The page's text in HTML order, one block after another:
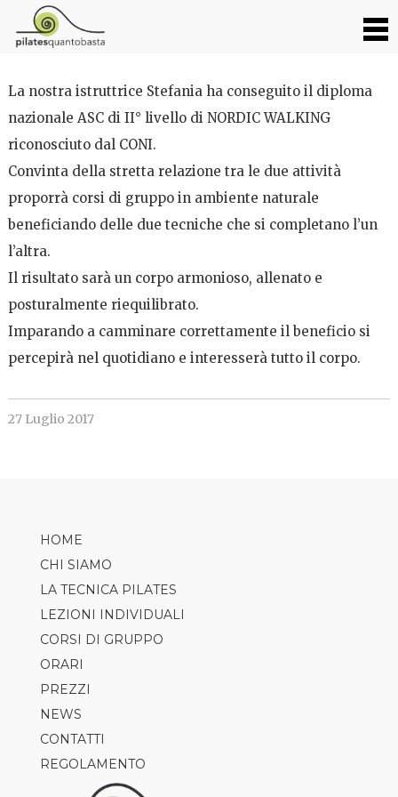
NORDIC WALKING E PILATES!
La nostra istruttrice Stefania ha conseguito il diploma
nazionale ASC di II° livello di NORDIC WALKING
riconosciuto dal CONI.
Convinta della stretta relazione tra le due attività
proporrà corsi di gruppo in ambiente naturale
beneficiando delle due tecniche che si completano l’un
l’altra.
Il risultato sarà un corpo armonioso, allenato e
posturalmente riequilibrato.
Imparando a camminare correttamente il beneficio si
percepirà nel quotidiano e interesserà tutto il corpo.
27 Luglio 2017
HOME
CHI SIAMO
LA TECNICA PILATES
LEZIONI INDIVIDUALI
CORSI DI GRUPPO
PILATES
AXIS
TRX
CLASS5
GAP
REFORMER CLASS
ORARI
PREZZI
NEWS
CONTATTI
REGOLAMENTO